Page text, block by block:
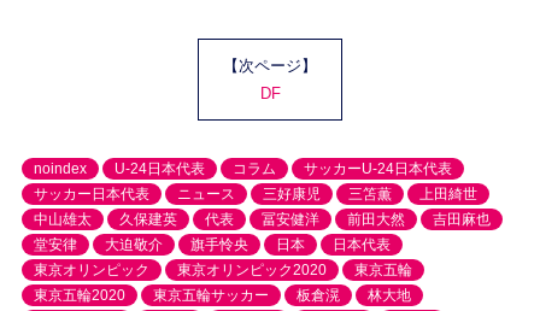
【次ページ】
DF
noindex U-24日本代表 コラム
サッカーU-24日本代表
サッカー日本代表
ニュース 三好康児 三笘薫
上田綺世
中山雄太
久保建英 代表 冨安健洋 前田大然
吉田麻也
堂安律
大迫敬介 旗手怜央 日本
日本代表
東京オリンピック
東京オリンピック2020
東京五輪
東京五輪2020
東京五輪サッカー 板倉滉
林大地